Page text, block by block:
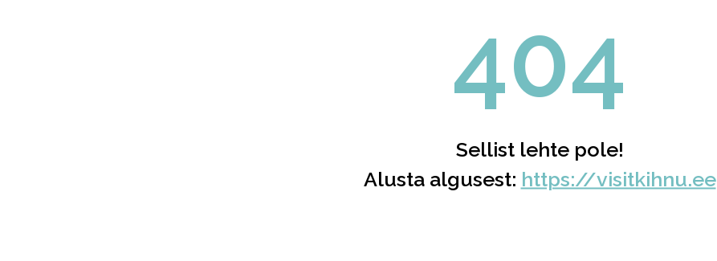
404
Sellist lehte pole!
Alusta algusest: https://visitkihnu.ee